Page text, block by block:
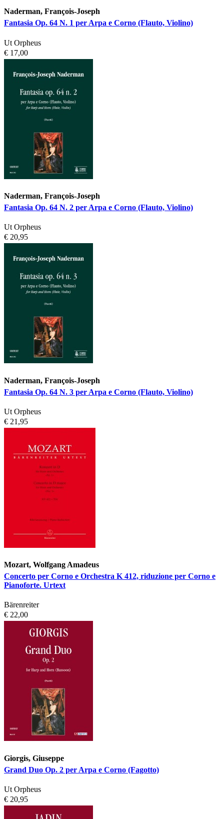
Naderman, François-Joseph
Fantasia Op. 64 N. 1 per Arpa e Corno (Flauto, Violino)
Ut Orpheus
€ 17,00
Naderman, François-Joseph
Fantasia Op. 64 N. 2 per Arpa e Corno (Flauto, Violino)
Ut Orpheus
€ 20,95
Naderman, François-Joseph
Fantasia Op. 64 N. 3 per Arpa e Corno (Flauto, Violino)
Ut Orpheus
€ 21,95
Mozart, Wolfgang Amadeus
Concerto per Corno e Orchestra K 412, riduzione per Corno e
Pianoforte. Urtext
Bärenreiter
€ 22,00
Giorgis, Giuseppe
Grand Duo Op. 2 per Arpa e Corno (Fagotto)
Ut Orpheus
€ 20,95